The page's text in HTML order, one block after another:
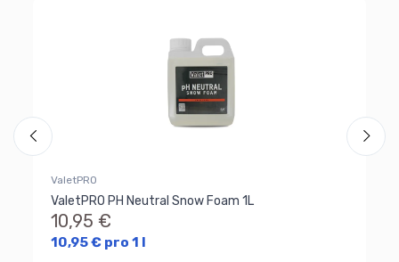
ValetPRO
ValetPRO PH Neutral Snow Foam 1L
10,95 €
10,95 € pro 1 l